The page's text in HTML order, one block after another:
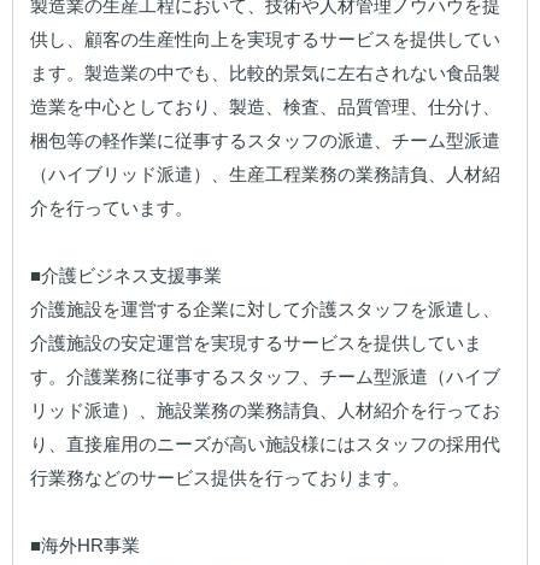
製造業の生産工程において、技術や人材管理ノウハウを提
供し、顧客の生産性向上を実現するサービスを提供してい
ます。製造業の中でも、比較的景気に左右されない食品製
造業を中心としており、製造、検査、品質管理、仕分け、
梱包等の軽作業に従事するスタッフの派遣、チーム型派遣
（ハイブリッド派遣）、生産工程業務の業務請負、人材紹
介を行っています。
■介護ビジネス支援事業
介護施設を運営する企業に対して介護スタッフを派遣し、
介護施設の安定運営を実現するサービスを提供していま
す。介護業務に従事するスタッフ、チーム型派遣（ハイブ
リッド派遣）、施設業務の業務請負、人材紹介を行ってお
り、直接雇用のニーズが高い施設様にはスタッフの採用代
行業務などのサービス提供を行っております。
■海外HR事業